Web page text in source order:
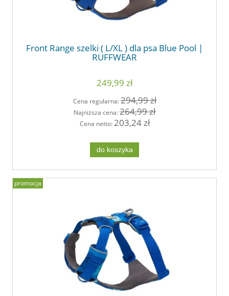
Front Range szelki ( L/XL ) dla psa Blue Pool |
RUFFWEAR
249,99 zł
Cena regularna:294,99 zł
Najniższa cena:264,99 zł
Cena netto:203,24 zł
do koszyka
promocja